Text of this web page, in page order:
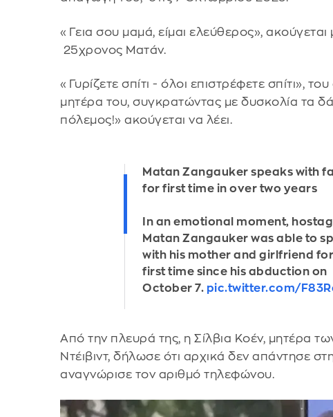
«Γεια σου μαμά, είμαι ελεύθερος», ακούγεται
25χρονος Ματάν.
«Γυρίζετε σπίτι - όλοι επιστρέφετε σπίτι»,
μητέρα του, συγκρατώντας με δυσκολία τα
πόλεμος!» ακούγεται να λέει.
Matan Zangauker speaks with
for first time in over two years
In an emotional moment,
Matan Zangauker was able to
with his mother and girlfriend
first time since his abduction on
October 7. pic.twitter.com/
Από την πλευρά της, η Σίλβια Κοέν, μητέρα
Ντέιβιντ, δήλωσε ότι αρχικά δεν απάντησε
αναγνώρισε τον αριθμό τηλεφώνου.